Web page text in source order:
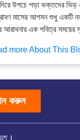
উপচে পড়া ভক্তদের ভিড়
মাসের আগমন শুধু একটি
আরাধনার এক পবিত্র সময়ের
more About This
করুন